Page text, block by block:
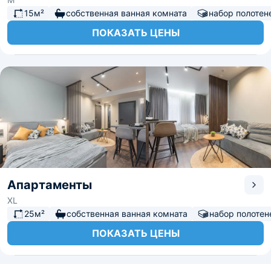
15м²
собственная ванная комната набор
ПОКАЗАТЬ ЦЕНЫ
Апартаменты
XL
25м²
собственная ванная комната набор
ПОКАЗАТЬ ЦЕНЫ